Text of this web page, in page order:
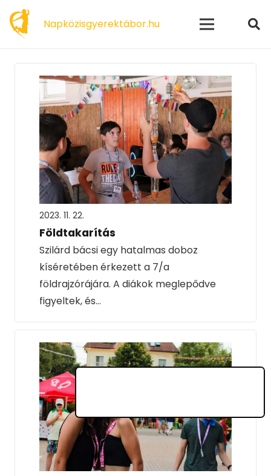
Napközisgyerektábor.hu
2023. 11. 22.
Földtakarítás
Szilárd bácsi egy hatalmas doboz
kíséretében érkezett a 7/a
földrajzórájára. A diákok meglepődve
figyeltek, és…